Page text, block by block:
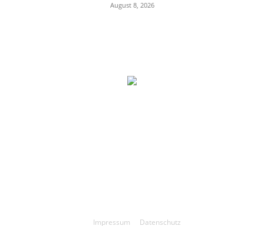
August 8, 2026
Impressum Datenschutz